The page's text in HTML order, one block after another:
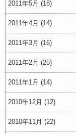
2011年5月 (18)
2011年4月 (14)
2011年3月 (16)
2011年2月 (25)
2011年1月 (14)
2010年12月 (12)
2010年11月 (22)